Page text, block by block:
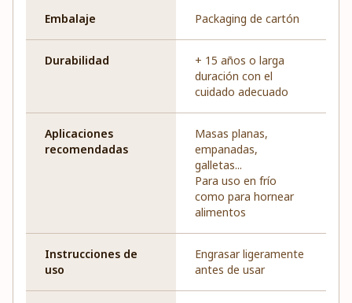
Embalaje Packaging de cartón
Durabilidad
+ 15 años o larga
duración con el
cuidado adecuado
Aplicaciones
recomendadas
Masas planas,
empanadas,
galletas...
Para uso en frío
como para hornear
alimentos
Instrucciones de
uso
Engrasar ligeramente
antes de usar